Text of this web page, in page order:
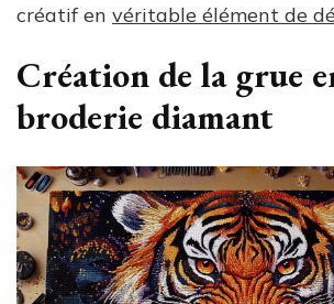
créatif en véritable élément de
Création de la grue
broderie diamant